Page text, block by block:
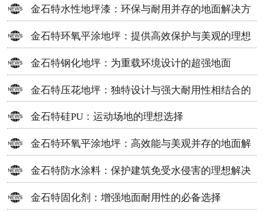
金石特水性地坪漆：环保与耐用并存的地面解决方
案
金石特环氧平涂地坪：提供高效保护与美观的理想
选择
金石特钢化地坪：为重载环境设计的超强地面
金石特压花地坪：独特设计与强大耐用性相结合的
地面材料
金石特硅PU：运动场地的理想选择
金石特环氧平涂地坪：高效能与美观并存的地面解
决方案
金石特防水涂料：保护建筑免受水侵害的理想解决
方案
金石特固化剂：增强地面耐用性的必备选择